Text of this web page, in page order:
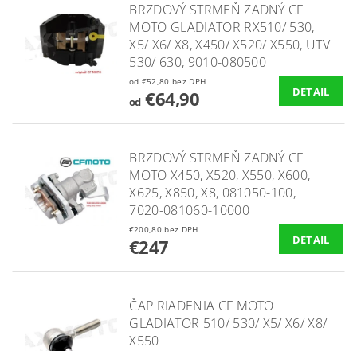
BRZDOVÝ STRMEŇ ZADNÝ CF
MOTO GLADIATOR RX510/ 530,
X5/ X6/ X8, X450/ X520/ X550, UTV
530/ 630, 9010-080500
od €52,80 bez DPH
od€64,90 DETAIL
BRZDOVÝ STRMEŇ ZADNÝ CF
MOTO X450, X520, X550, X600,
X625, X850, X8, 081050-100,
7020-081060-10000
€200,80 bez DPH
€247 DETAIL
ČAP RIADENIA CF MOTO
GLADIATOR 510/ 530/ X5/ X6/ X8/
X550